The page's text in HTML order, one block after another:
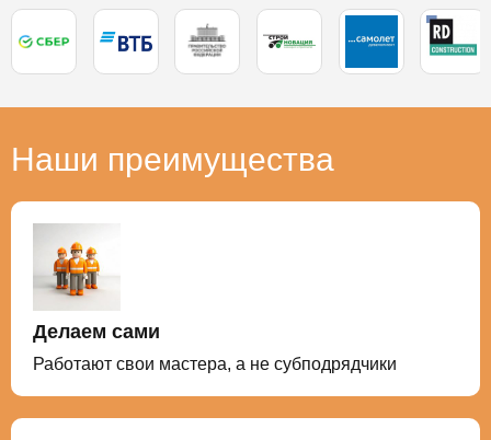
Наши преимущества
Делаем сами
Работают свои мастера, а не субподрядчики